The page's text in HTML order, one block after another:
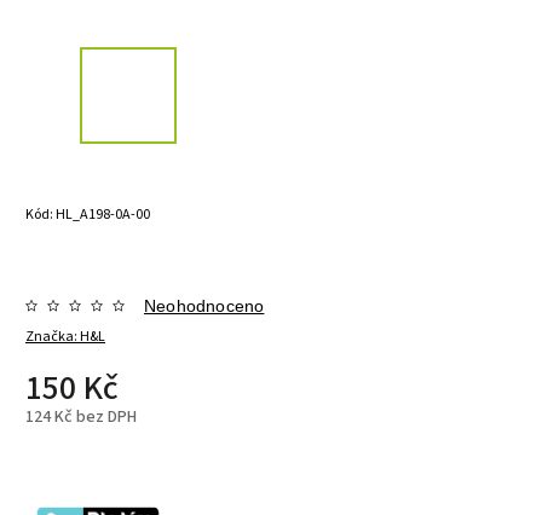
Kód:HL_A198-0A-00
Značka:H&L
Neohodnoceno
150 Kč
124 Kč bez DPH